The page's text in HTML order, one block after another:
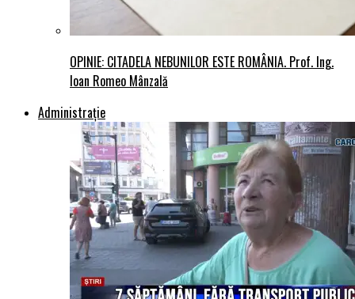
OPINIE: CITADELA NEBUNILOR ESTE ROMÂNIA. Prof. Ing.
Ioan Romeo Mânzală
Administraţie